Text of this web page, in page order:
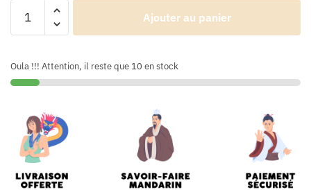
Ajouter au panier
Oula !!! Attention, il reste que 10 en stock